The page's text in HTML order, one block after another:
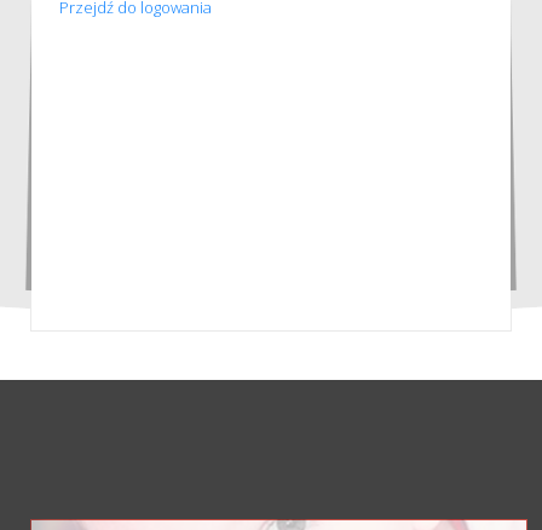
Przejdź do logowania